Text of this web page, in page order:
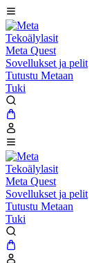
Tekoälylasit
Meta Quest
Sovellukset ja pelit
Tutustu Metaan
Tuki
Tekoälylasit
Meta Quest
Sovellukset ja pelit
Tutustu Metaan
Tuki